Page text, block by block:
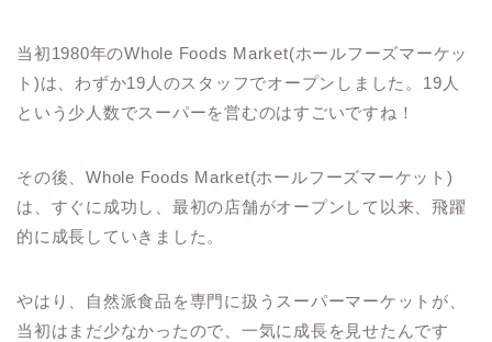
当初1980年のWhole Foods Market(ホールフーズマーケッ
ト)は、わずか19人のスタッフでオープンしました。19人
という少人数でスーパーを営むのはすごいですね！
その後、Whole Foods Market(ホールフーズマーケット)
は、すぐに成功し、最初の店舗がオープンして以来、飛躍
的に成長していきました。
やはり、自然派食品を専門に扱うスーパーマーケットが、
当初はまだ少なかったので、一気に成長を見せたんです